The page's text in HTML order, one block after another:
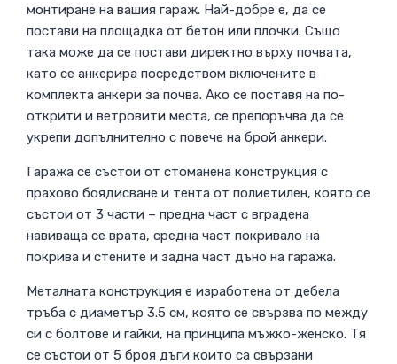
монтиране на вашия гараж. Най-добре е, да се
постави на площадка от бетон или плочки. Също
така може да се постави директно върху почвата,
като се анкерира посредством включените в
комплекта анкери за почва. Ако се поставя на по-
открити и ветровити места, се препоръчва да се
укрепи допълнително с повече на брой анкери.
Гаража се състои от стоманена конструкция с
прахово боядисване и тента от полиетилен, която се
състои от 3 части – предна част с вградена
навиваща се врата, средна част покривало на
покрива и стените и задна част дъно на гаража.
Металната конструкция е изработена от дебела
тръба с диаметър 3.5 см, която се свързва по между
си с болтове и гайки, на принципа мъжко-женско. Тя
се състои от 5 броя дъги които са свързани